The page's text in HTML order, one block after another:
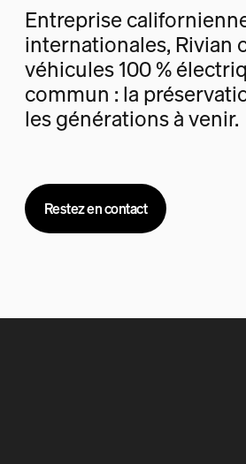
Entreprise
internationales, Rivian
véhicules 100 %
commun : la
les générations à venir.
Restez en contact